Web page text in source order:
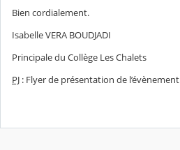
Bien cordialement.
Isabelle VERA BOUDJADI
Principale du Collège Les Chalets
PJ : Flyer de présentation de l’évènement